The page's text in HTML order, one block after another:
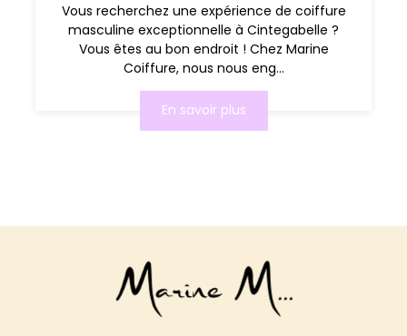
Vous recherchez une expérience de coiffure
masculine exceptionnelle à Cintegabelle ?
Vous êtes au bon endroit ! Chez Marine
Coiffure, nous nous eng...
En savoir plus